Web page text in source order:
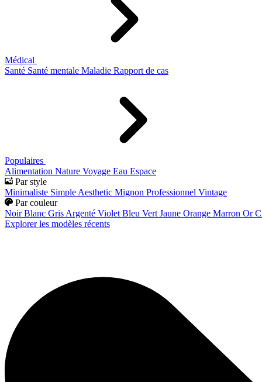
Médical
Santé Santé mentale Maladie Rapport de cas
Populaires
Alimentation Nature Voyage Eau Espace
Par style
Minimaliste Simple Aesthetic Mignon Professionnel Vintage
Par couleur
Noir Blanc Gris Argenté Violet Bleu Vert Jaune Orange Marron Or
Explorer les modèles récents